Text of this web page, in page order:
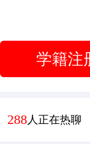
庞*换
学籍注
354人正在热聊